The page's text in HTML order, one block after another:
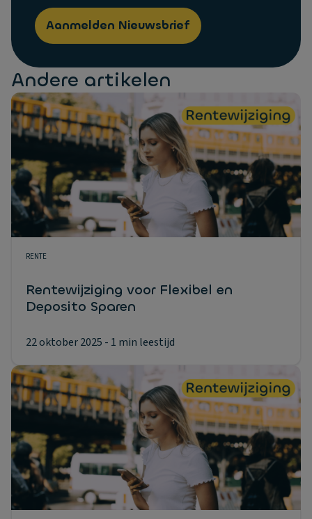
Aanmelden Nieuwsbrief
Andere artikelen
RENTE
Rentewijziging voor Flexibel en
Deposito Sparen
22 oktober 2025 - 1 min leestijd